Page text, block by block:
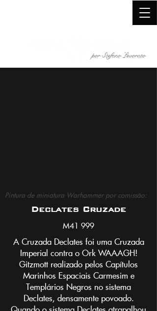
por Stefano Levorato
Pintura de miniatura Warhammer por comissão:
Declates Cruzade
M41 999
A Cruzada Declates foi uma Cruzada
Imperial contra o Ork WAAAGH!
Gitzmott realizado pelos Capítulos
Marinhos Espaciais Carmesim e
Templários Negros no sistema
Declates, densamente povoado.